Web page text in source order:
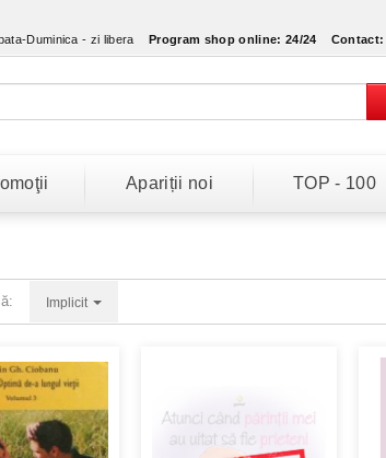
Duminica - zi libera Program shop online: 24/24 Contact:
Apariții noi TOP - 100
Implicit